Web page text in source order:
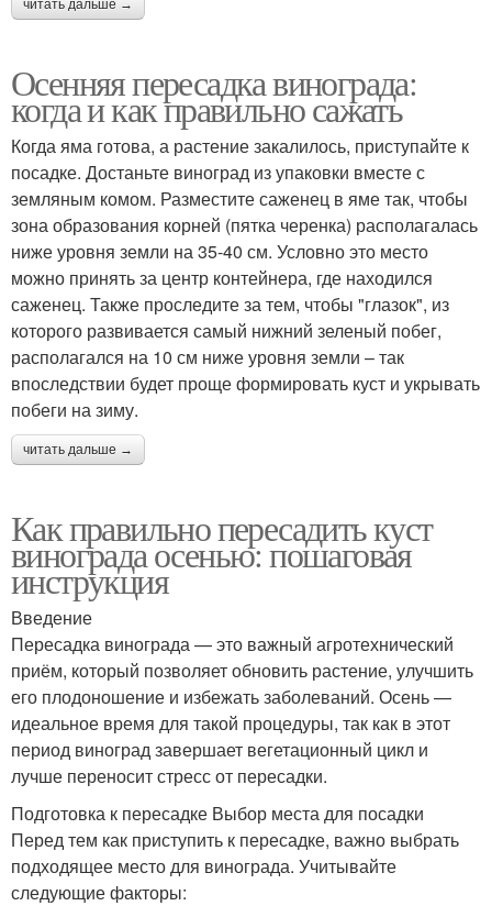
читать дальше →
Осенняя пересадка винограда:
когда и как правильно сажать
Когда яма готова, а растение закалилось, приступайте к
посадке. Достаньте виноград из упаковки вместе с
земляным комом. Разместите саженец в яме так, чтобы
зона образования корней (пятка черенка) располагалась
ниже уровня земли на 35-40 см. Условно это место
можно принять за центр контейнера, где находился
саженец. Также проследите за тем, чтобы "глазок", из
которого развивается самый нижний зеленый побег,
располагался на 10 см ниже уровня земли – так
впоследствии будет проще формировать куст и укрывать
побеги на зиму.
читать дальше →
Как правильно пересадить куст
винограда осенью: пошаговая
инструкция
Введение
Пересадка винограда — это важный агротехнический
приём, который позволяет обновить растение, улучшить
его плодоношение и избежать заболеваний. Осень —
идеальное время для такой процедуры, так как в этот
период виноград завершает вегетационный цикл и
лучше переносит стресс от пересадки.
Подготовка к пересадке Выбор места для посадки
Перед тем как приступить к пересадке, важно выбрать
подходящее место для винограда. Учитывайте
следующие факторы: